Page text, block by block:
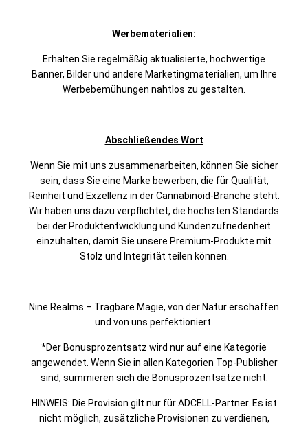
Werbematerialien:
Erhalten Sie regelmäßig aktualisierte, hochwertige
Banner, Bilder und andere Marketingmaterialien, um Ihre
Werbebemühungen nahtlos zu gestalten.
Abschließendes Wort
Wenn Sie mit uns zusammenarbeiten, können Sie sicher
sein, dass Sie eine Marke bewerben, die für Qualität,
Reinheit und Exzellenz in der Cannabinoid-Branche steht.
Wir haben uns dazu verpflichtet, die höchsten Standards
bei der Produktentwicklung und Kundenzufriedenheit
einzuhalten, damit Sie unsere Premium-Produkte mit
Stolz und Integrität teilen können.
Nine Realms – Tragbare Magie, von der Natur erschaffen
und von uns perfektioniert.
*Der Bonusprozentsatz wird nur auf eine Kategorie
angewendet. Wenn Sie in allen Kategorien Top-Publisher
sind, summieren sich die Bonusprozentsätze nicht.
HINWEIS: Die Provision gilt nur für ADCELL-Partner. Es ist
nicht möglich, zusätzliche Provisionen zu verdienen,